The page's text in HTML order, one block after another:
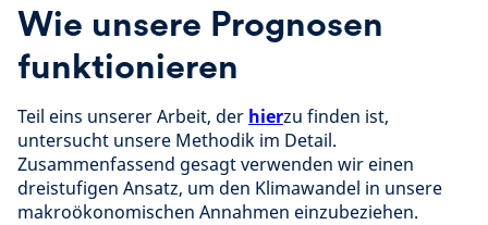
Wie unsere Prognosen
funktionieren
Teil eins unserer Arbeit, der hierzu finden ist,
untersucht unsere Methodik im Detail.
Zusammenfassend gesagt verwenden wir einen
dreistufigen Ansatz, um den Klimawandel in unsere
makroökonomischen Annahmen einzubeziehen.